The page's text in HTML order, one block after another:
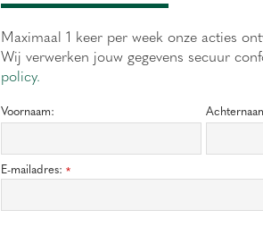
Maximaal 1 keer per week onze acties
Wij verwerken jouw gegevens secuur
policy.
Voornaam:
E-mailadres: *